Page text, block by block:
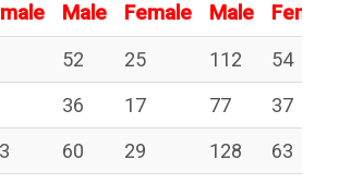
Male Female Male Female
52 25 112 54
36 17 77 37
60 29 128 63